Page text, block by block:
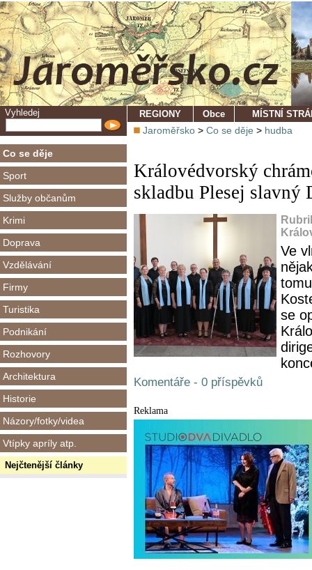
Vyhledej
Co se děje
Sport
Služby občanům
Krimi
Doprava
Vzdělávání
Firmy
Turistika
Podnikání
Rozhovory
Architektura
Historie
Názory/fotky/videa
Vtípky apríly atp.
Nejčtenější články
REGIONY Obce MÍSTNÍ
Jaroměřsko > Co se děje > hudba
Královédvorský
skladbu Plesej slavný
Ve
se
Komentáře - 0 příspěvků
Reklama